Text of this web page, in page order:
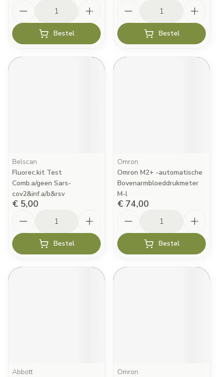
Bestel Bestel
Belscan
Fluorec.kit Test
Comb.a/geen Sars-
cov2&inf.a/b&rsv
€ 5,00
Bestel
Omron
Omron M2+ -automatische
Bovenarmbloeddrukmeter
M-l
€ 74,00
Bestel
Abbott
Omron